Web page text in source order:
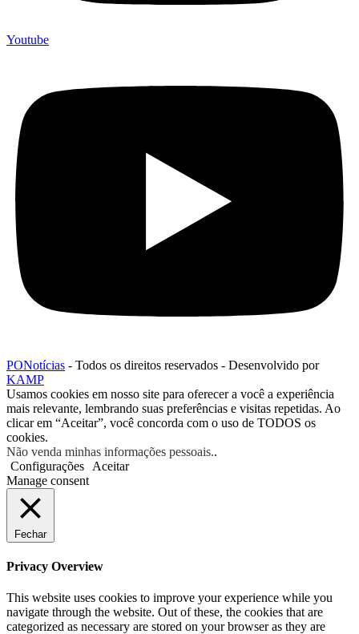
Youtube
PONotícias - Todos os direitos reservados - Desenvolvido por
KAMP
Usamos cookies em nosso site para oferecer a você a experiência
mais relevante, lembrando suas preferências e visitas repetidas. Ao
clicar em “Aceitar”, você concorda com o uso de TODOS os
cookies.
Não venda minhas informações pessoais..
Configurações
Aceitar
Manage consent
Fechar
Privacy Overview
This website uses cookies to improve your experience while you
navigate through the website. Out of these, the cookies that are
categorized as necessary are stored on your browser as they are